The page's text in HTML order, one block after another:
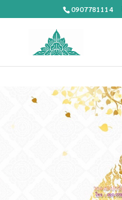
0907781114